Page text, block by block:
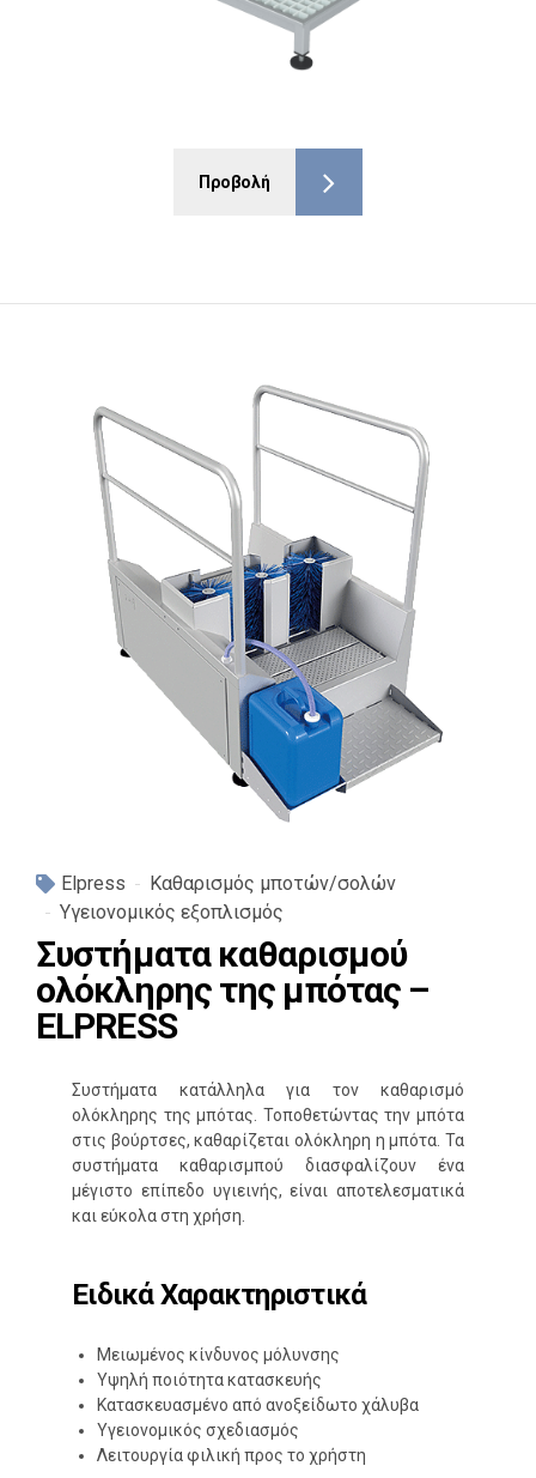
Προβολή
Elpress
Καθαρισμός μποτών/σολών
Υγειονομικός εξοπλισμός
Συστήματα καθαρισμού
ολόκληρης της μπότας –
ELPRESS
Συστήματα κατάλληλα για τον καθαρισμό
ολόκληρης της μπότας. Τοποθετώντας την μπότα
στις βούρτσες, καθαρίζεται ολόκληρη η μπότα. Τα
συστήματα καθαρισμπού διασφαλίζουν ένα
μέγιστο επίπεδο υγιεινής, είναι αποτελεσματικά
και εύκολα στη χρήση.
Ειδικά Χαρακτηριστικά
Μειωμένος κίνδυνος μόλυνσης
Υψηλή ποιότητα κατασκευής
Κατασκευασμένο από ανοξείδωτο χάλυβα
Υγειονομικός σχεδιασμός
Λειτουργία φιλική προς το χρήστη